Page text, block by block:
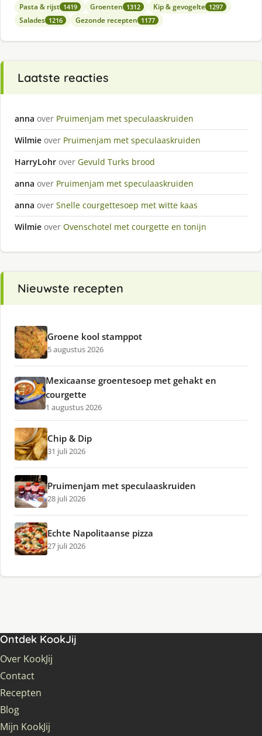
Pasta & rijst 1419 Groenten 1312 Kip & gevogelte 1297
Salades 1216 Gezonde recepten 1177
Laatste reacties
anna over Pruimenjam met speculaaskruiden
Wilmie over Pruimenjam met speculaaskruiden
HarryLohr over Gevuld Turks brood
anna over Pruimenjam met speculaaskruiden
anna over Snelle courgettesoep met witte kaas
Wilmie over Ovenschotel met courgette en tonijn
Nieuwste recepten
Groene kool stamppot
5 augustus 2026
Mexicaanse groentesoep met gehakt en
courgette
1 augustus 2026
Chip & Dip
31 juli 2026
Pruimenjam met speculaaskruiden
28 juli 2026
Echte Napolitaanse pizza
27 juli 2026
Ontdek KookJij
Over KookJij
Contact
Recepten
Blog
Mijn KookJij